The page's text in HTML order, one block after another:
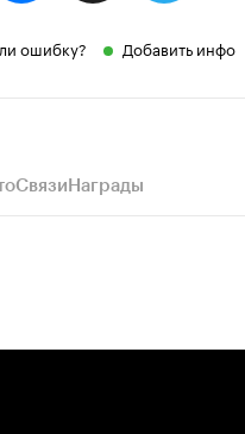
ошибку? Добавить инфо
СвязиНаграды